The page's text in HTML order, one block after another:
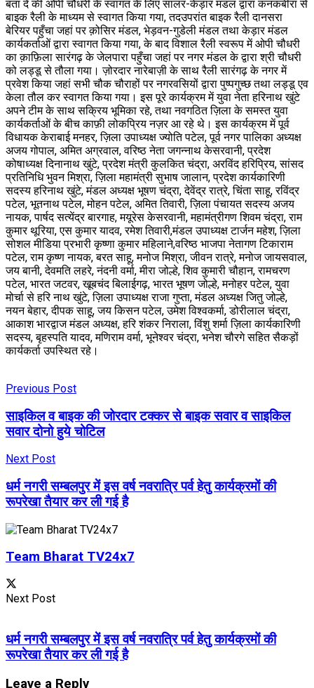
बता दे की ओपी चौधरी के स्वागत के लिए सालर-केड़ार मंडल द्वारा कनकबीरा से
बाइक रैली के माध्यम से स्वागत किया गया, तदउपरांत बाइक रैली दानसरा
बेरियर पहुँचा जहां पर क़ोसिर मंडल, भेड़वन-गुडेली मंडल तथा केड़ार मंडल
कार्यकर्ताओं द्वारा स्वागत किया गया, के बाद विशाल रैली स्वरूप में ओपी चौधरी
का क़ाफ़िला सारंगढ़ के जेलपारा पहुँचा जहां पर नगर मंडल के द्वारा श्री चौधरी
को लड्डू से तौला गया। ज़ोरदार नारेबाज़ी के साथ रैली सारंगढ़ के नगर में
प्रवेश किया जहां सभी चौक चौराहों पर नगरवसियों द्वारा पुष्पगुच्छ तथा लड्डू एव
केला तौल कर स्वागत किया गया। इस पूरे कार्यक्रम में युवा नेता हरिनाथ खुंटे
अपने टीम के साथ सक्रिय भूमिका रहे, तथा नवगठित ज़िला के समस्त युवा
कार्यकर्ताओं के बीच काफ़ी लोकप्रिय नज़र आ रहे थे। इस कार्यक्रम में पूर्व
विधायक केराबाई मनहर, ज़िला उपाध्यक्ष ज्योति पटेल, पूर्व नगर पालिका अध्यक्ष
अजय गोपाल, अमित अग्रवाल, वरिष्ठ नेता जगन्नाथ केसरवानी, प्रदेश
कोषाध्यक्ष दिनानाथ खुंटे, प्रदेश मंत्री कुलकित चंद्रा, अरविंद हरिप्रिय, सांसद
प्रतिनिधि भुवन मिश्रा, ज़िला महामंत्री सुभाष जालान, प्रदेश कार्यकारिणी
सदस्य हरिनाथ खुंटे, मंडल अध्यक्ष भूषण चंद्रा, देवेंद्र रात्रे, चिंता साहू, रविंद्र
पटेल, भूतनाथ पटेल, मोहन पटेल, अमित तिवारी, ज़िला पंचायत सदस्य अजय
नायक, पार्षद सत्येंद्र बारगाह, मयूरेस केसरवानी, महामंत्रीगण शिवम चंद्रा, राम
कुमार थूरिया, एस कुमार यादव, रमेश तिवारी,मंडल उपाध्यक्ष टार्जन महेश, ज़िला
सोशल मीडिया प्रभारी कृष्णा कुमार महिलाने,वरिष्ठ भाजपा नेतागण टिकाराम
पटेल, राम कृष्ण नायक, बरत साहू, मनोज मिश्रा, जीवन रात्रे, मनोज जायसवाल,
जय बानी, देवमति लहरे, नंदनी वर्मा, मीरा जोल्हे, शिव कुमारी चौहान, रामचरण
पटेल, भारत जटवर, खूबचंद बिलाईगढ़, भारत भूषण जोल्हे, मनोहर पटेल, युवा
मोर्चा से हरि नाथ खुंटे, ज़िला उपाध्यक्ष राजा गुप्ता, मंडल अध्यक्ष जितु जोल्हे,
नयन बेहार, दीपक साहू, जय किसन पटेल, उमेश विश्वकर्मा, डोरीलाल चंद्रा,
आकाश भारद्वाज मंडल अध्यक्ष, हरि शंकर निराला, विंशु शर्मा ज़िला कार्यकारिणी
सदस्य, बृहस्पति यादव, मणिराम वर्मा, भूनेश्वर चंद्रा, भनेश चौरगे सहित सैकड़ों
कार्यकर्ता उपस्थित रहे।
Previous Post
साइकिल व बाइक की जोरदार टक्कर से बाइक सवार व साइकिल
सवार दोनो हुये चोटिल
Next Post
धर्म नगरी सम्बलपुर में इस वर्ष नवरात्रि पर्व हेतु कार्यक्रमों की
रूपरेखा तैयार कर ली गई है
Team Bharat TV24x7
Next Post
धर्म नगरी सम्बलपुर में इस वर्ष नवरात्रि पर्व हेतु कार्यक्रमों की
रूपरेखा तैयार कर ली गई है
Leave a Reply